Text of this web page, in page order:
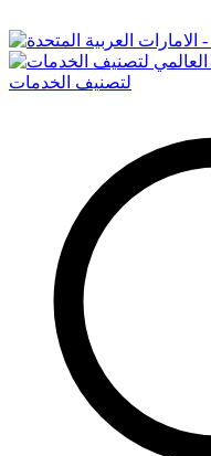
لتصنيف الخدمات